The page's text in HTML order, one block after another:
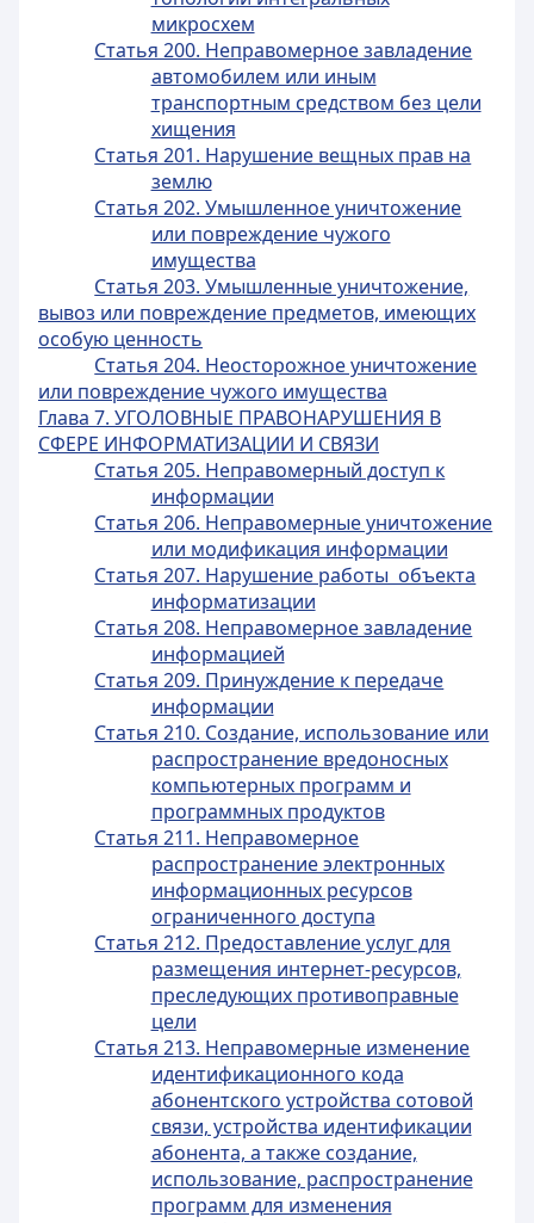
микросхем
Статья 200. Неправомерное завладение
автомобилем или иным
транспортным средством без цели
хищения
Статья 201. Нарушение вещных прав на
землю
Статья 202. Умышленное уничтожение
или повреждение чужого
имущества
Статья 203. Умышленные уничтожение,
вывоз или повреждение предметов, имеющих
особую ценность
Статья 204. Неосторожное уничтожение
или повреждение чужого имущества
Глава 7. УГОЛОВНЫЕ ПРАВОНАРУШЕНИЯ В
СФЕРЕ ИНФОРМАТИЗАЦИИ И СВЯЗИ
Статья 205. Неправомерный доступ к
информации
Статья 206. Неправомерные уничтожение
или модификация информации
Статья 207. Нарушение работы объекта
информатизации
Статья 208. Неправомерное завладение
информацией
Статья 209. Принуждение к передаче
информации
Статья 210. Создание, использование или
распространение вредоносных
компьютерных программ и
программных продуктов
Статья 211. Неправомерное
распространение электронных
информационных ресурсов
ограниченного доступа
Статья 212. Предоставление услуг для
размещения интернет-ресурсов,
преследующих противоправные
цели
Статья 213. Неправомерные изменение
идентификационного кода
абонентского устройства сотовой
связи, устройства идентификации
абонента, а также создание,
использование, распространение
программ для изменения